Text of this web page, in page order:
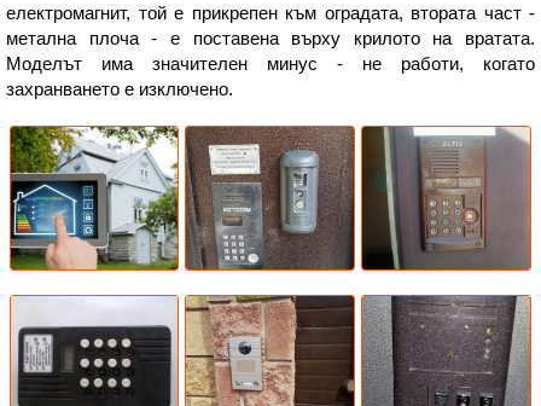
електромагнит, той е прикрепен към оградата, втората част -
метална плоча - е поставена върху крилото на вратата.
Моделът има значителен минус - не работи, когато
захранването е изключено.